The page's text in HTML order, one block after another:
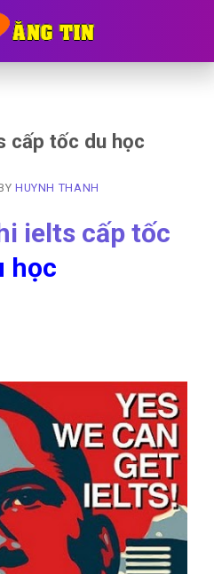
cấp tốc du học
HUYNH THANH
ielts cấp tốc
học